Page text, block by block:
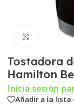
Click
Tostadora
Hamilton
Inicia sesión
Añadir a la lista